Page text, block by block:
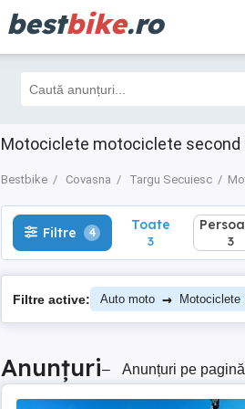
bestbike.ro
Motociclete motociclete second
Bestbike Covasna Targu Secuiesc
Filtre 4 Toate
3
Filtre 4 Toate
3 3
Filtre active: Auto moto → Motociclete
Anunțuri– Anunțuri pe